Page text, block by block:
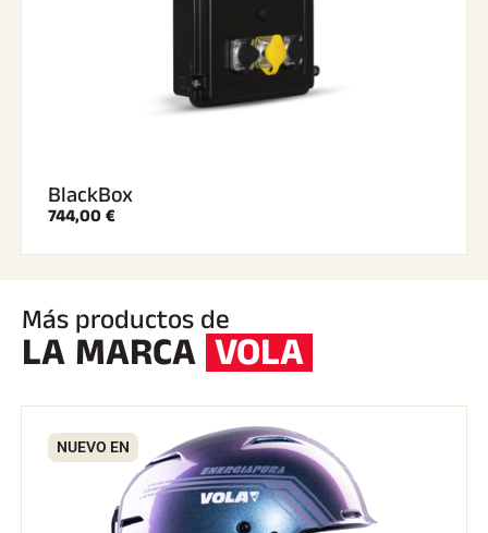
BlackBox
744,00 €
Más productos de
LA MARCA VOLA
NUEVO EN